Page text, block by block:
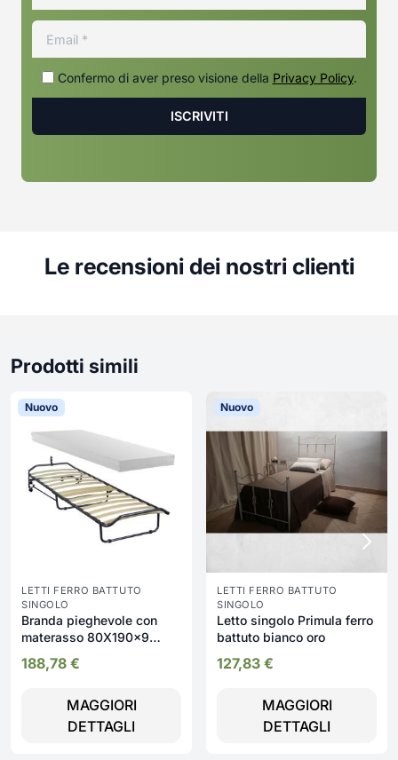
Confermo di aver preso visione della Privacy Policy.
Le recensioni dei nostri clienti
Prodotti simili
Nuovo
LETTI FERRO BATTUTO
SINGOLO
Branda pieghevole con
materasso 80X190x9
giroletto
188,78 €
MAGGIORI
DETTAGLI
Nuovo
LETTI FERRO BATTUTO
SINGOLO
Letto singolo Primula ferro
battuto bianco oro
127,83 €
MAGGIORI
DETTAGLI